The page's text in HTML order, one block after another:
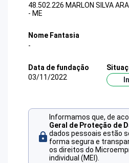
48.502.226 MARLON SILVA
- ME
Nome Fantasia
-
Data de fundação
03/11/2022
Informamos que, de
Geral de Proteção de
dados pessoais estão
forma segura e
os direitos do
individual (MEI).